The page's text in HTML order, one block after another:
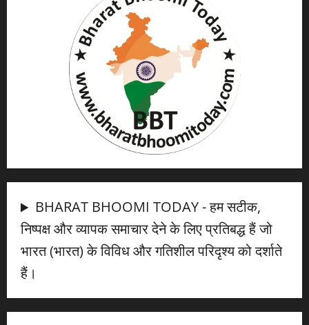
BHARAT BHOOMI TODAY - हम सटीक,
निष्पक्ष और व्यापक समाचार देने के लिए प्रतिबद्ध हैं जो
भारत (भारत) के विविध और गतिशील परिदृश्य को दर्शाते
हैं।